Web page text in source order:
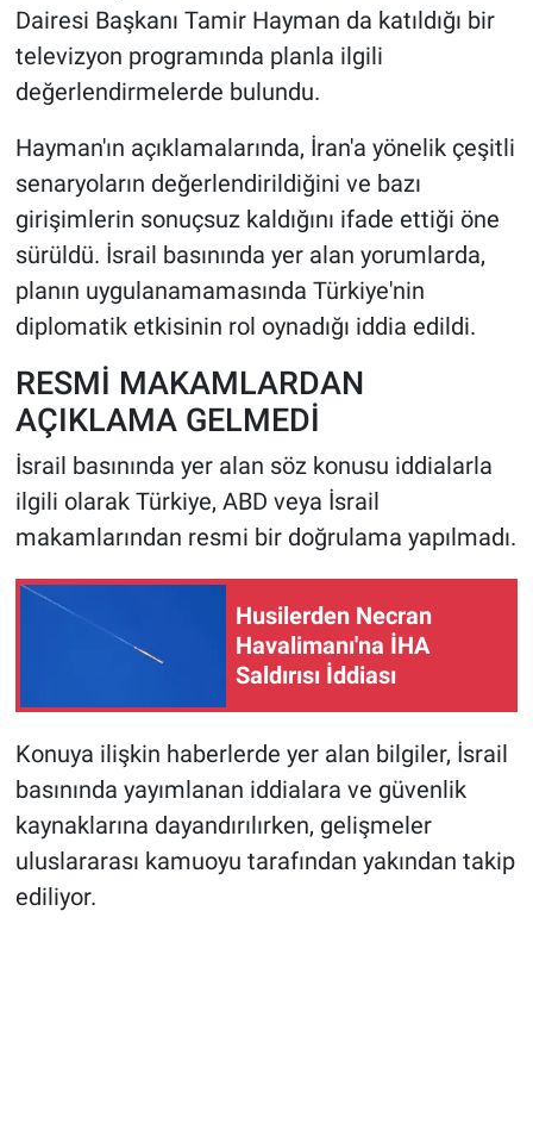
Dairesi Başkanı Tamir Hayman da katıldığı bir
televizyon programında planla ilgili
değerlendirmelerde bulundu.
Hayman'ın açıklamalarında, İran'a yönelik çeşitli
senaryoların değerlendirildiğini ve bazı
girişimlerin sonuçsuz kaldığını ifade ettiği öne
sürüldü. İsrail basınında yer alan yorumlarda,
planın uygulanamamasında Türkiye'nin
diplomatik etkisinin rol oynadığı iddia edildi.
RESMİ MAKAMLARDAN
AÇIKLAMA GELMEDİ
İsrail basınında yer alan söz konusu iddialarla
ilgili olarak Türkiye, ABD veya İsrail
makamlarından resmi bir doğrulama yapılmadı.
Husilerden Necran
Havalimanı'na İHA
Saldırısı İddiası
Konuya ilişkin haberlerde yer alan bilgiler, İsrail
basınında yayımlanan iddialara ve güvenlik
kaynaklarına dayandırılırken, gelişmeler
uluslararası kamuoyu tarafından yakından takip
ediliyor.